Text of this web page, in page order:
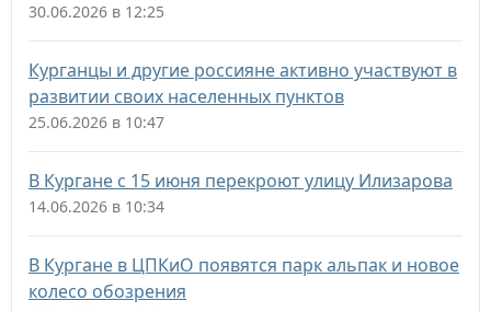
30.06.2026 в 12:25
Курганцы и другие россияне активно участвуют в
развитии своих населенных пунктов
25.06.2026 в 10:47
В Кургане с 15 июня перекроют улицу Илизарова
14.06.2026 в 10:34
В Кургане в ЦПКиО появятся парк альпак и новое
колесо обозрения